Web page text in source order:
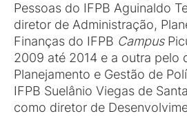
Pessoas do IFPB Aguinaldo
diretor de Administração,
Finanças do IFPB Campus
2009 até 2014 e a outra pelo
Planejamento e Gestão de
IFPB Suelânio Viegas de
como diretor de